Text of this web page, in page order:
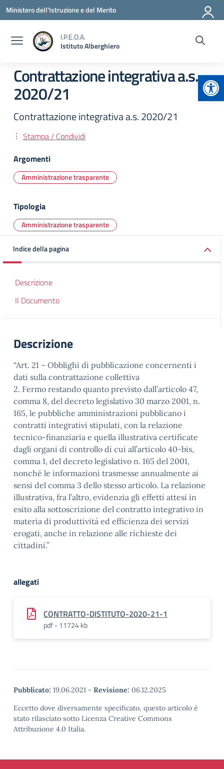
Vai ai contenuti
Vai al menu di navigazione
Vai al footer
Ministero dell'Istruzione e del Merito
I.P.E.O.A.
Istituto Alberghiero
Contrattazione integrativa a.s.
2020/21
Contrattazione integrativa a.s. 2020/21
Stampa / Condividi
Argomenti
Amministrazione trasparente
Tipologia
Amministrazione trasparente
Indice della pagina
Descrizione
Il Documento
Descrizione
“Art. 21 – Obblighi di pubblicazione concernenti i
dati sulla contrattazione collettiva
2. Fermo restando quanto previsto dall’articolo 47,
comma 8, del decreto legislativo 30 marzo 2001, n.
165, le pubbliche amministrazioni pubblicano i
contratti integrativi stipulati, con la relazione
tecnico-finanziaria e quella illustrativa certificate
dagli organi di controllo di cui all’articolo 40-bis,
comma 1, del decreto legislativo n. 165 del 2001,
nonché le informazioni trasmesse annualmente ai
sensi del comma 3 dello stesso articolo. La relazione
illustrativa, fra l’altro, evidenzia gli effetti attesi in
esito alla sottoscrizione del contratto integrativo in
materia di produttività ed efficienza dei servizi
erogati, anche in relazione alle richieste dei
cittadini.”
allegati
CONTRATTO-DISTITUTO-2020-21-1
pdf - 11724 kb
Pubblicato: 19.06.2021 - Revisione: 06.12.2025
Eccetto dove diversamente specificato, questo articolo è
stato rilasciato sotto Licenza Creative Commons
Attribuzione 4.0 Italia.